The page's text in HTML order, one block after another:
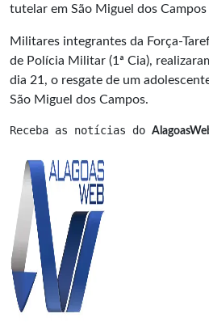
tutelar em São Miguel dos Campos
Militares integrantes da Força-
de Polícia Militar (1ª Cia),
dia 21, o resgate de um
São Miguel dos Campos.
Receba as notícias do